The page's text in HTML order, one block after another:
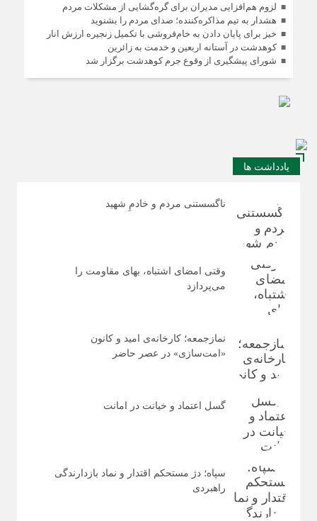
لزوم هم‌افزایی مدیران برای گره‌گشایی از مشکلات مردم
هشدار به تیم مذاکره‌کننده؛ صدای مردم را بشنوید
خیز برای پایان دادن به خام‌فروشی با تکمیل زنجیره ارزش انار
کوهدشت در آستانه اربعین و خدمت‌ به زائرین
شورای پیشگیری از وقوع جرم کوهدشت برگزار شد
یادداشت ها
ناگسستنی مردم و خادمِ شهید
وقتی امضای اشتباه، بهای مقاومت را
می‌پردازد
نمازجمعه؛ کارخانه‌ی امید و کانون
«امت‌سازی» در عصر حاضر
گسل اعتماد و خیانت در امانت
سپاه؛ دژ مستحکم اقتدار و نماد بازدارندگی
راهبردی